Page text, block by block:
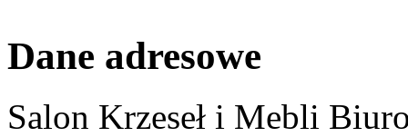
Dane adresowe
Salon Krzeseł i Mebli